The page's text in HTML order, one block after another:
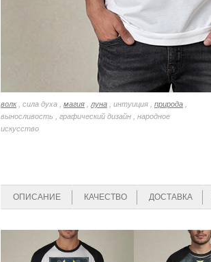
волк , сила духа , магия луна , интуиция , природа
выносливость , графический дизайн , народное
искусство
ОПИСАНИЕ КАЧЕСТВО ДОСТАВКА